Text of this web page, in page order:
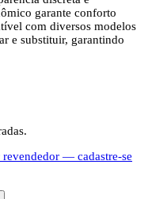
garante conforto
com diversos modelos
e substituir, garantindo
revendedor — cadastre-se